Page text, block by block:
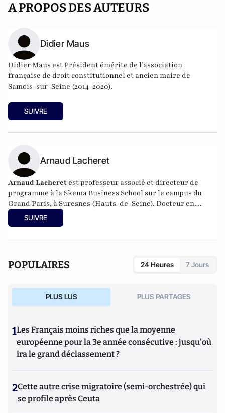
A PROPOS DES AUTEURS
Didier Maus
Didier Maus est Président émérite de l’association
française de droit constitutionnel et ancien maire de
Samois-sur-Seine (2014-2020).
SUIVRE
Arnaud Lacheret
Arnaud Lacheret est professeur associé et directeur de
programme à la Skema Business School sur le campus du
Grand Paris, à Suresnes (Hauts-de-Seine). Docteur en
science politique, il est l’auteur de quatre livres, tous
publiés aux éditions Le Bord de l’Eau : Les Territoires
à la française (2021), et enfin Les Intégrés (2023). Réussites
SUIVRE
POPULAIRES 24 Heures 7 Jours
PLUS LUS PLUS PARTAGES
1Les Français moins riches que la moyenne
européenne pour la 3e année consécutive : jusqu'où
ira le grand déclassement ?
2Cette autre crise migratoire (semi-orchestrée) qui
se profile après Ceuta